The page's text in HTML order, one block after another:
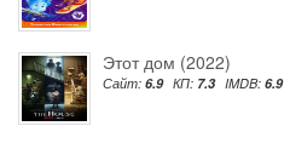
Этот дом (2022)
Сайт: 6.9 КП: 7.3 IMDB: 6.9